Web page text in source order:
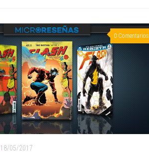
0 Comentarios
18/05/2017